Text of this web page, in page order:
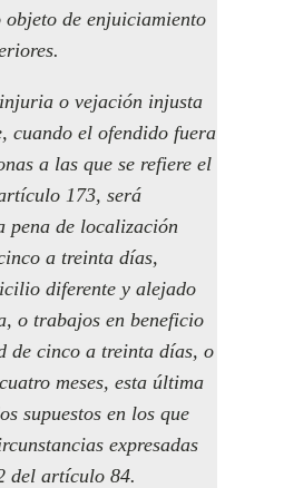
objeto de enjuiciamiento
o vejación injusta
cuando el ofendido fuera
a las que se refiere el
173, será
pena de localización
a treinta días,
diferente y alejado
o trabajos en beneficio
de cinco a treinta días, o
meses, esta última
supuestos en los que
expresadas
del artículo 84.